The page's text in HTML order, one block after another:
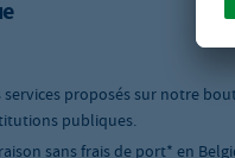
services proposés sur notre
publiques.
sans frais de port* en